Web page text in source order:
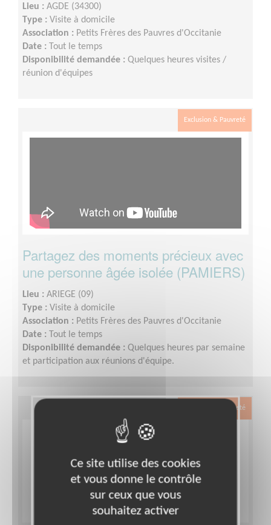
Lieu : AGDE (34300)
Type : Visite à domicile
Association : Petits Frères des Pauvres d'Occitanie
Date : Tout le temps
Disponibilité demandée : Quelques heures visites /
réunion d'équipes
Exclusion & Pauvreté
Partagez des moments précieux avec
une personne âgée isolée (PAMIERS)
Lieu : ARIEGE (09)
Type : Visite à domicile
Association : Petits Frères des Pauvres d'Occitanie
Date : Tout le temps
Disponibilité demandée : Quelques heures par semaine
et participation aux réunions d'équipe.
Exclusion & Pauvreté
Ce site utilise des cookies
et vous donne le contrôle
sur ceux que vous
souhaitez activer